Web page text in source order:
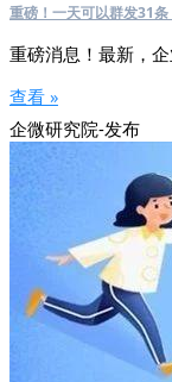
重磅！一天可以群发31
重磅消息！最新，
查看 »
企微研究院-发布